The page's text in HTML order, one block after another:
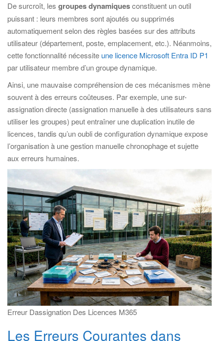
De surcroît, les groupes dynamiquesconstituent un outil
puissant : leurs membres sont ajoutés ou supprimés
automatiquement selon des règles basées sur des attributs
utilisateur (département, poste, emplacement, etc.). Néanmoins,
cette fonctionnalité nécessite une licence Microsoft Entra ID P1
par utilisateur membre d’un groupe dynamique.
Ainsi, une mauvaise compréhension de ces mécanismes mène
souvent à des erreurs coûteuses. Par exemple, une sur-
assignation directe (assignation manuelle à des utilisateurs sans
utiliser les groupes) peut entraîner une duplication inutile de
licences, tandis qu’un oubli de configuration dynamique expose
l’organisation à une gestion manuelle chronophage et sujette
aux erreurs humaines.
Erreur Dassignation Des Licences M365
Les Erreurs Courantes dans